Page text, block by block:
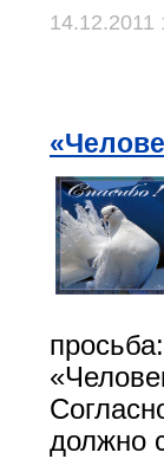
14.12.2011
должно